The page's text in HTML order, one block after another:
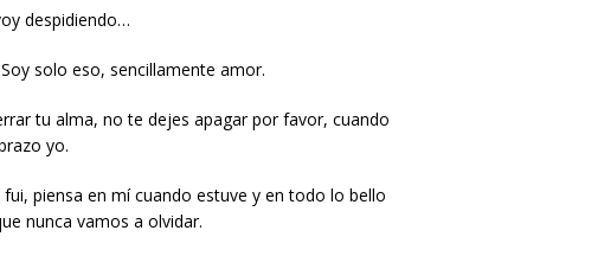
despidiendo…
solo eso, sencillamente amor.
tu alma, no te dejes apagar por favor, cuando
yo.
piensa en mí cuando estuve y en todo lo bello
nunca vamos a olvidar.